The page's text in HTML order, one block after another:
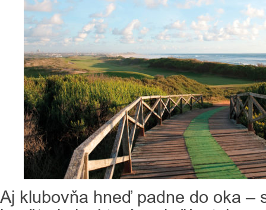
Aj klubovňa hneď padne do oka –